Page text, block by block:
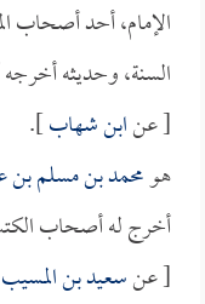
الإمام، أحد أصحاب
السنة، وحديثه
[ عنابن شهاب].
هومحمد بن مسلم بن
أخرج له أصحاب
[ عنسعيد بن المسيب